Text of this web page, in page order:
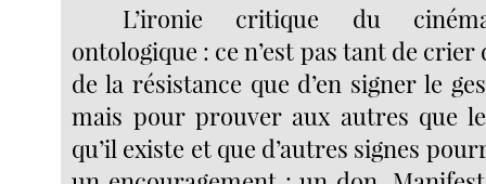
L’ironie critique du
ontologique : ce n’est pas tant de crier
de la résistance que d’en signer le
mais pour prouver aux autres que
qu’il existe et que d’autres signes